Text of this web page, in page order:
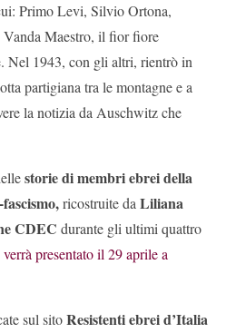
Primo Levi, Silvio Ortona,
Maestro, il fior fiore
Nel 1943, con gli altri, rientrò in
partigiana tra le montagne e a
la notizia da Auschwitz che
storie di membri ebrei della
ricostruite daLiliana
CDEC durante gli ultimi quattro
presentato il 29 aprile a
sul sitoResistenti ebrei d’Italia